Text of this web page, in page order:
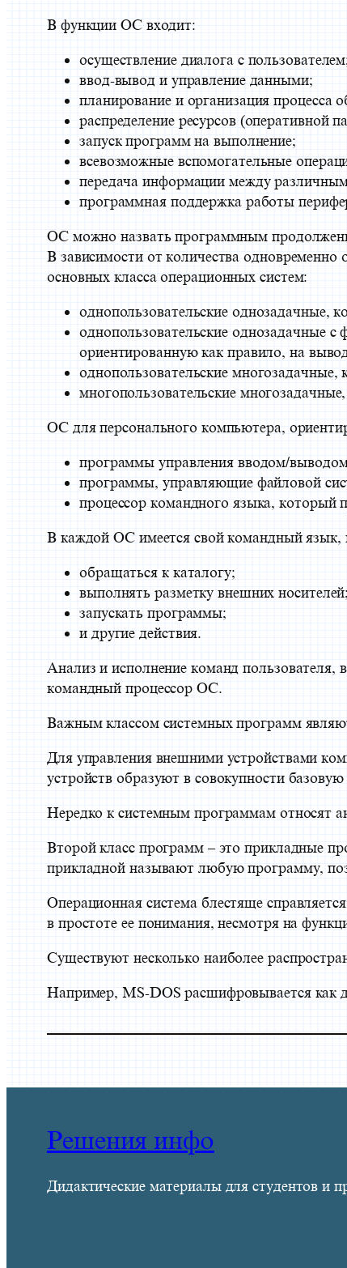
В функции ОС входит:
осуществление диалога с
ввод-вывод и управление данными;
планирование и организация процесса
распределение ресурсов (оперативной
запуск программ на выполнение;
всевозможные вспомогательные
передача информации между
программная поддержка работы
ОС можно назвать программным
В зависимости от количества
основных класса операционных систем:
однопользовательские однозадачные,
однопользовательские однозадачные
ориентированную как правило, на
однопользовательские
многопользовательские
ОС для персонального компьютера,
программы управления вводом/
программы, управляющие файловой
процессор командного языка,
В каждой ОС имеется свой командный язык,
обращаться к каталогу;
выполнять разметку внешних носителей;
запускать программы;
и другие действия.
Анализ и исполнение команд пользователя,
командный процессор ОС.
Важным классом системных программ
Для управления внешними устройствами
устройств образуют в совокупности
Нередко к системным программам относят
Второй класс программ – это прикладные
прикладной называют любую программу,
Операционная система блестяще
в простоте ее понимания, несмотря на
Существуют несколько наиболее
Например, MS-DOS расшифровывается как
Решения инфо
Дидактические материалы для студентов и